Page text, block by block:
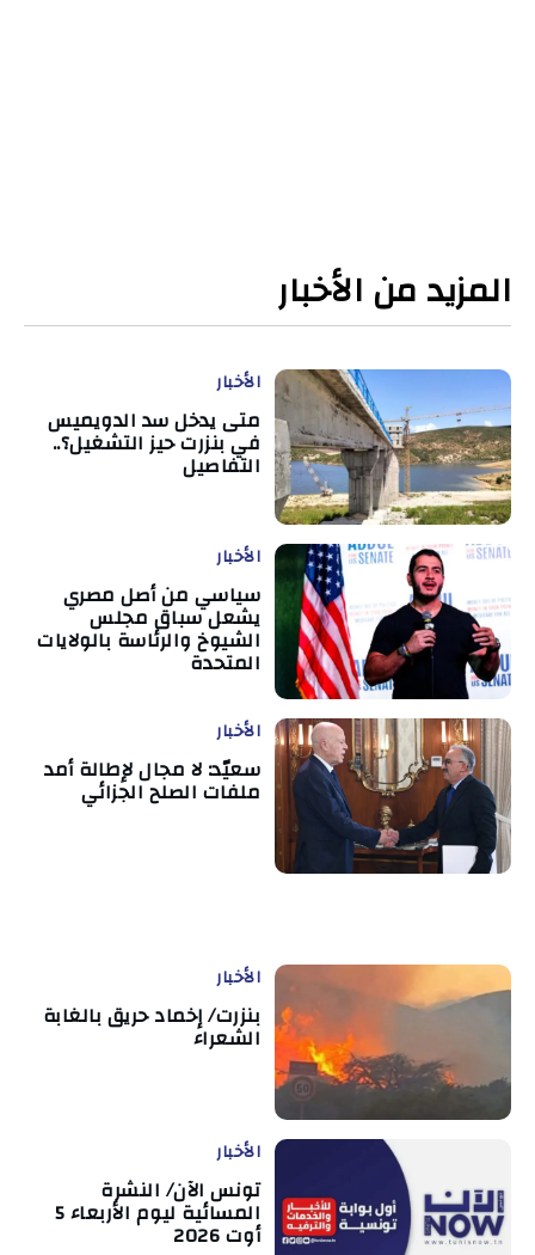
المزيد من الأخبار
الأخبار
متى يدخل سد الدويميس
في بنزرت حيز التشغيل؟..
التفاصيل
الأخبار
سياسي من أصل مصري
يشعل سباق مجلس
الشيوخ والرئاسة بالولايات
المتحدة
الأخبار
سعيّد: لا مجال لإطالة أمد
ملفات الصلح الجزائي
الأخبار
بنزرت/ إخماد حريق بالغابة
الشعراء
الأخبار
تونس الآن/ النشرة
المسائية ليوم الأربعاء 5
أوت 2026